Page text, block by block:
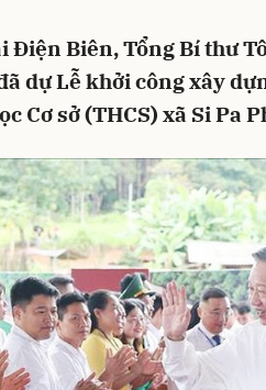
Điện Biên, Tổng Bí thư
dự Lễ khởi công xây
Cơ sở (THCS) xã Si Pa